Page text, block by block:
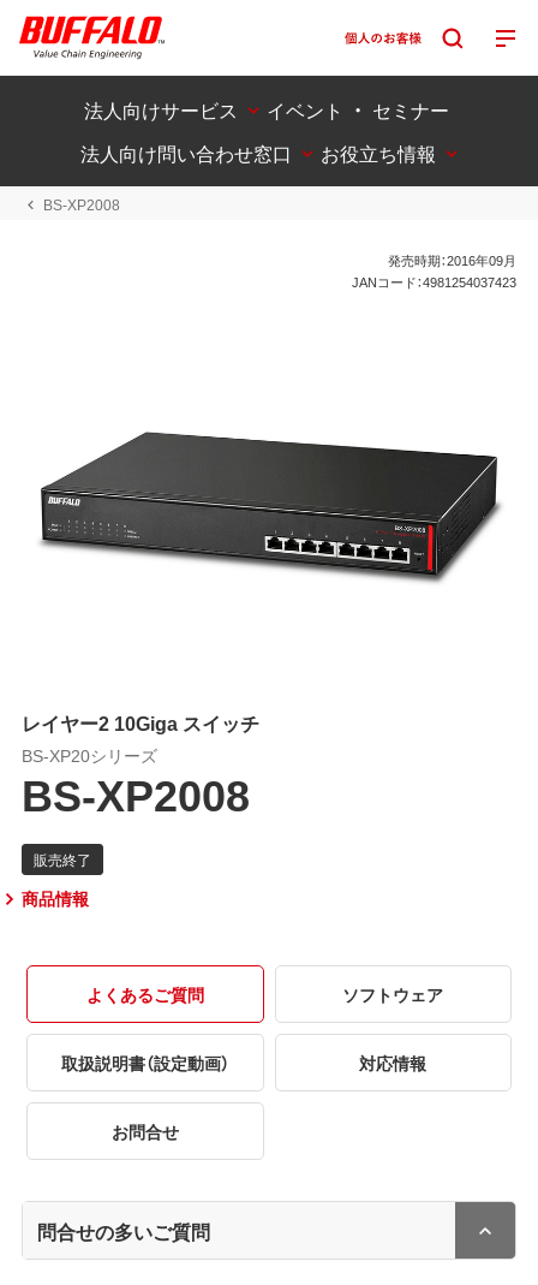
法人向けサービス
イベント ・ セミナー
法人向け問い合わせ窓口
お役立ち情報
BS-XP2008
発売時期：2016年09月
JANコード：4981254037423
レイヤー2 10Giga スイッチ
BS-XP20シリーズ
BS-XP2008
商品情報
よくあるご質問 ソフトウェア
取扱説明書（設定動画） 対応情報
お問合せ
問合せの多いご質問